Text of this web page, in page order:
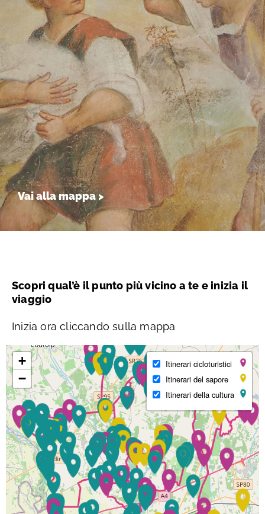
Vai alla mappa >
Scopri qual’è il punto più vicino a te e inizia il
viaggio
Inizia ora cliccando sulla mappa
+
−
Itinerari cicloturistici
Itinerari del sapore
Itinerari della cultura